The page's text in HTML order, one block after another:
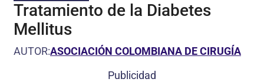
Tratamiento de la Diabetes
Mellitus
AUTOR:ASOCIACIÓN COLOMBIANA DE CIRUGÍA
Publicidad